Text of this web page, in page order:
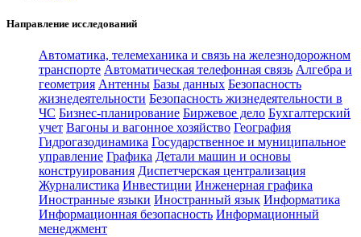
Направление исследований
Автоматика, телемеханика и связь на железнодорожном
транспорте Автоматическая телефонная связь Алгебра и
геометрия Антенны Базы данных Безопасность
жизнедеятельности Безопасность жизнедеятельности в
ЧС Бизнес-планирование Биржевое дело Бухгалтерский
учет Вагоны и вагонное хозяйство География
Гидрогазодинамика Государственное и муниципальное
управление Графика Детали машин и основы
конструирования Диспетчерская централизация
Журналистика Инвестиции Инженерная графика
Иностранные языки Иностранный язык Информатика
Информационная безопасность Информационный
менеджмент